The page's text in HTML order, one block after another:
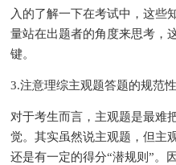
入的了解一下在考试中，这些
量站在出题者的角度来思考，
键。
3.注意理综主观题答题的规范性
对于考生而言，主观题是最难
觉。其实虽然说主观题，但主
还是有一定的得分“潜规则”。